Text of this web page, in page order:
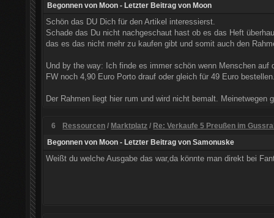
Begonnen von Moon - Letzter Beitrag von Moon
Schön das DU Dich für den Artikel interessierst.
Schade das Du nicht nachgeschaut hast ob es das Heft
das es das nicht mehr zu kaufen gibt und somit auch den
Und by the way: Ich finde es immer schön wenn Menschen
FW noch 4,90 Euro Porto drauf oder gleich für 49 Euro
Der Rahmen liegt hier rum und wird nicht bemalt. Meinetwegen
6 Ressourcen / Marktplatz / Re: Verkaufe 5 Preußen im
Begonnen von Moon - Letzter Beitrag von Samonuske
Weißt du welche Ausgabe das war,da könnte man direkt bei